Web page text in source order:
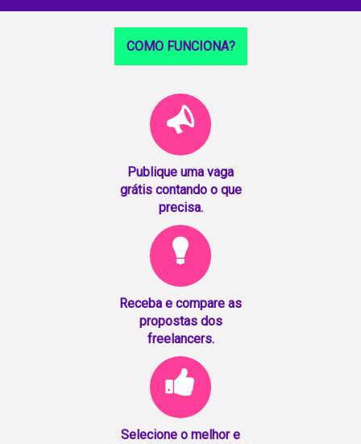
COMO FUNCIONA?
Publique uma vaga
grátis contando o que
precisa.
Receba e compare as
propostas dos
freelancers.
Selecione o melhor e